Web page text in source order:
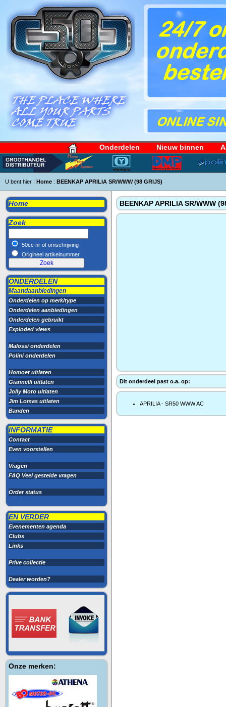
Onderdelen Nieuw binnen
U bent hier : Home : BEENKAP APRILIA SR/WWW (98 GRIJS)
Home
Zoek
50cc nr of omschrijving
Origineel artikelnummer
ONDERDELEN
Maandaanbiedingen
Onderdelen op merk/type
Onderdelen aanbiedingen
Onderdelen gebruikt
Exploded views
Malossi onderdelen
Polini onderdelen
Homoet uitlaten
Giannelli uitlaten
Jolly Moto uitlaten
Jim Lomas uitlaten
Banden
INFORMATIE
Contact
Even voorstellen
Vragen
FAQ Veel gestelde vragen
Order status
EN VERDER
Evenementen agenda
Clubs
Links
Prive collectie
Dealer worden?
Onze merken:
BEENKAP APRILIA SR/WWW
Dit onderdeel past o.a. op:
APRILIA - SR50 WWW AC